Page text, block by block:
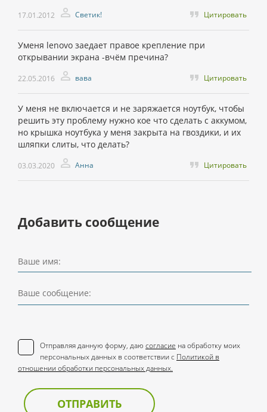
17.01.2012 Светик! Цитировать
Уменя lenovo заедает правое крепление при
открывании экрана -вчём пречина?
22.05.2016 вава Цитировать
У меня не включается и не заряжается ноутбук, чтобы
решить эту проблему нужно кое что сделать с аккумом,
но крышка ноутбука у меня закрыта на гвоздики, и их
шляпки слиты, что делать?
03.03.2020 Анна Цитировать
Добавить сообщение
Ваше имя:
Ваше сообщение:
Отправляя данную форму, даю согласие на обработку моих
персональных данных в соответствии с Политикой в
отношении обработки персональных данных.
ОТПРАВИТЬ